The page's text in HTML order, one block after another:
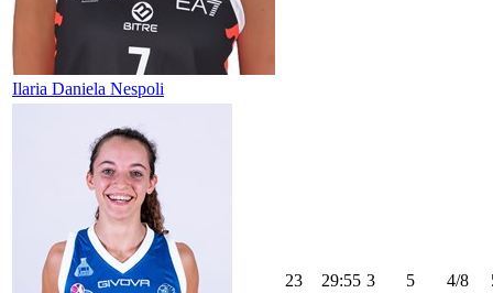
Ilaria Daniela Nespoli
23 29:55 3 5 4/8